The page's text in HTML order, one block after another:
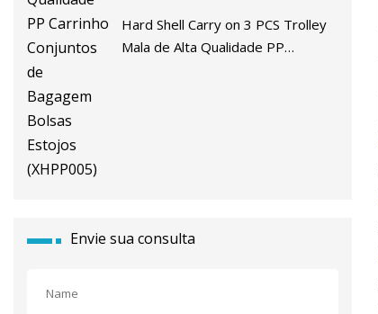
Hard Shell Carry on 3 PCS Trolley
Mala de Alta Qualidade PP
Envie sua consulta